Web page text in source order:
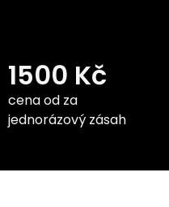
1500 Kč
cena od za
jednorázový zásah